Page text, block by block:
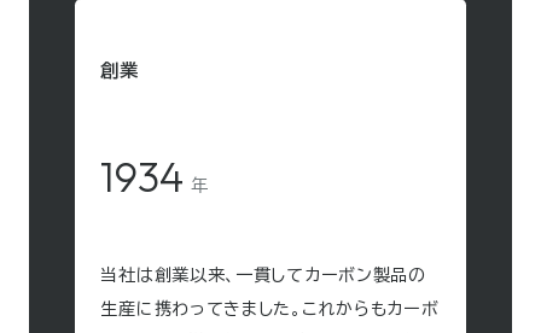
創業
1934 年
当社は創業以来、一貫してカーボン製品の
生産に携わってきました。これからもカーボ